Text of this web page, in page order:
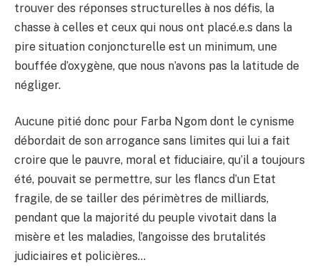
trouver des réponses structurelles à nos défis, la
chasse à celles et ceux qui nous ont placé.e.s dans la
pire situation conjoncturelle est un minimum, une
bouffée d’oxygène, que nous n’avons pas la latitude de
négliger.
Aucune pitié donc pour Farba Ngom dont le cynisme
débordait de son arrogance sans limites qui lui a fait
croire que le pauvre, moral et fiduciaire, qu’il a toujours
été, pouvait se permettre, sur les flancs d’un Etat
fragile, de se tailler des périmètres de milliards,
pendant que la majorité du peuple vivotait dans la
misère et les maladies, l’angoisse des brutalités
judiciaires et policières…